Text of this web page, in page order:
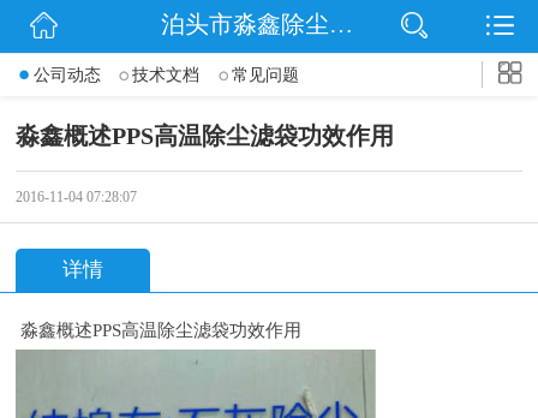
网站首页
公司动态
泊头市淼鑫除尘配件销售处
公司动态 技术文档 常见问题
淼鑫概述PPS高温除尘滤袋功效作用
2016-11-04 07:28:07
详情
淼鑫概述PPS高温除尘滤袋功效作用